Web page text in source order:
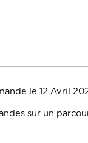
le 12 Avril
sur un